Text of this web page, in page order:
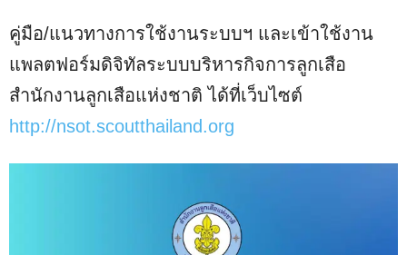
คู่มือ/แนวทางการใช้งานระบบฯ และเข้าใช้งาน
แพลตฟอร์มดิจิทัลระบบบริหารกิจการลูกเสือ
สำนักงานลูกเสือแห่งชาติ ได้ที่เว็บไซต์
http://nsot.scoutthailand.org